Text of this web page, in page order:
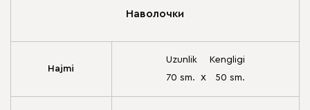
Наволочки
Hajmi
Uzunlik
70 sm.
х
Kengligi
50 sm.